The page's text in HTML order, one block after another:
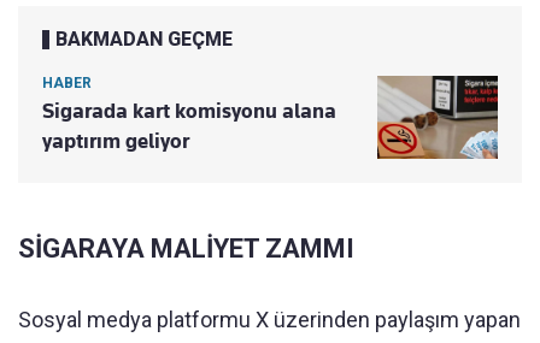
BAKMADAN GEÇME
HABER
Sigarada kart komisyonu alana
yaptırım geliyor
SİGARAYA MALİYET ZAMMI
Sosyal medya platformu X üzerinden paylaşım yapan